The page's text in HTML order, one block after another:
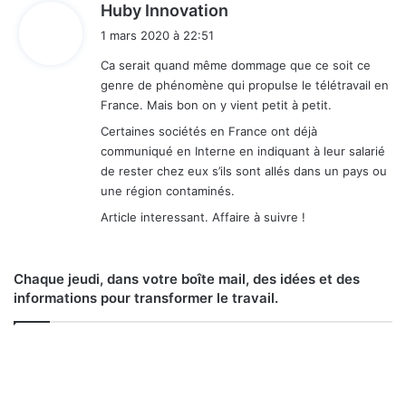
Huby Innovation
:
1 mars 2020 à 22:51
Ca serait quand même dommage que ce soit ce
genre de phénomène qui propulse le télétravail en
France. Mais bon on y vient petit à petit.
Certaines sociétés en France ont déjà
communiqué en Interne en indiquant à leur salarié
de rester chez eux s’ils sont allés dans un pays ou
une région contaminés.
Article interessant. Affaire à suivre !
Chaque jeudi, dans votre boîte mail, des idées et des
informations pour transformer le travail.